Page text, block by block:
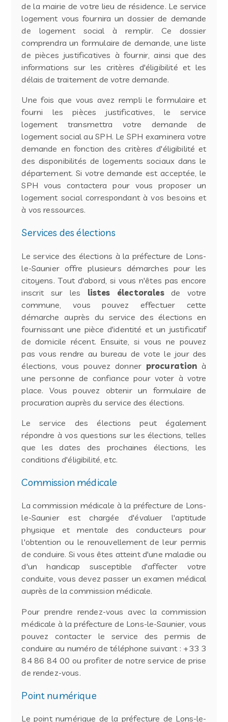
de la mairie de votre lieu de résidence. Le service
logement vous fournira un dossier de demande
de logement social à remplir. Ce dossier
comprendra un formulaire de demande, une liste
de pièces justificatives à fournir, ainsi que des
informations sur les critères d'éligibilité et les
délais de traitement de votre demande.
Une fois que vous avez rempli le formulaire et
fourni les pièces justificatives, le service
logement transmettra votre demande de
logement social au SPH. Le SPH examinera votre
demande en fonction des critères d'éligibilité et
des disponibilités de logements sociaux dans le
département. Si votre demande est acceptée, le
SPH vous contactera pour vous proposer un
logement social correspondant à vos besoins et
à vos ressources.
Services des élections
Le service des élections à la préfecture de Lons-
le-Saunier offre plusieurs démarches pour les
citoyens. Tout d'abord, si vous n'êtes pas encore
inscrit sur les listes électoralesde votre
commune, vous pouvez effectuer cette
démarche auprès du service des élections en
fournissant une pièce d'identité et un justificatif
de domicile récent. Ensuite, si vous ne pouvez
pas vous rendre au bureau de vote le jour des
élections, vous pouvez donner procuration à
une personne de confiance pour voter à votre
place. Vous pouvez obtenir un formulaire de
procuration auprès du service des élections.
Le service des élections peut également
répondre à vos questions sur les élections, telles
que les dates des prochaines élections, les
conditions d'éligibilité, etc.
Commission médicale
La commission médicale à la préfecture de Lons-
le-Saunier est chargée d'évaluer l'aptitude
physique et mentale des conducteurs pour
l'obtention ou le renouvellement de leur permis
de conduire. Si vous êtes atteint d'une maladie ou
d'un handicap susceptible d'affecter votre
conduite, vous devez passer un examen médical
auprès de la commission médicale.
Pour prendre rendez-vous avec la commission
médicale à la préfecture de Lons-le-Saunier, vous
pouvez contacter le service des permis de
conduire au numéro de téléphone suivant : +33 3
84 86 84 00 ou profiter de notre service de prise
de rendez-vous.
Point numérique
Le point numérique de la préfecture de Lons-le-